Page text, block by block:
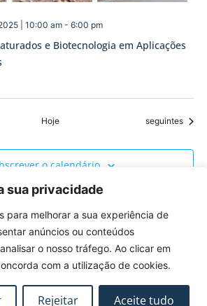
sua privacidade
para melhorar a sua experiência de
anúncios ou conteúdos
o nosso tráfego. Ao clicar em
com a utilização de cookies.
Rejeitar Aceite tudo
e Biotecnologia em Aplicações
| 10:00 am- 6:00 pm
Hoje Eventos
seguintes
o calendário